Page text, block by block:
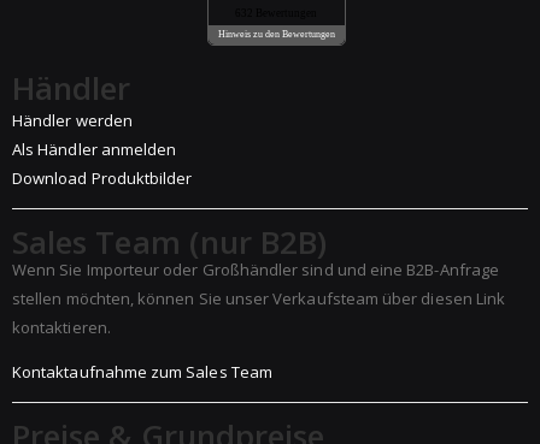
Hinweis zu den Bewertungen
Händler
Händler werden
Als Händler anmelden
Download Produktbilder
Sales Team (nur B2B)
Wenn Sie Importeur oder Großhändler sind und eine B2B-Anfrage
stellen möchten, können Sie unser Verkaufsteam über diesen Link
kontaktieren.
Kontaktaufnahme zum Sales Team